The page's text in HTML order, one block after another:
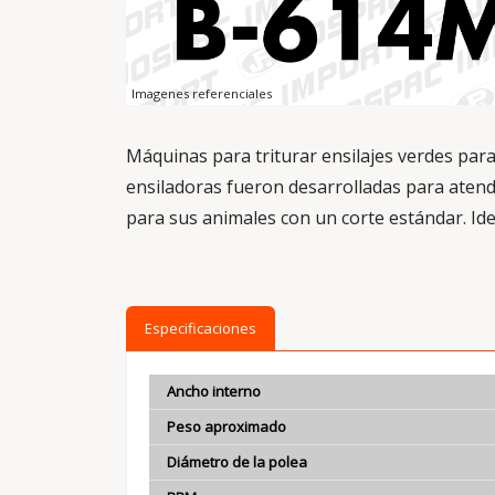
Imagenes referenciales
Máquinas para triturar ensilajes verdes
ensiladoras fueron desarrolladas para
para sus animales con un corte estándar.
Especificaciones
Ancho interno
Peso aproximado
Diámetro de la polea